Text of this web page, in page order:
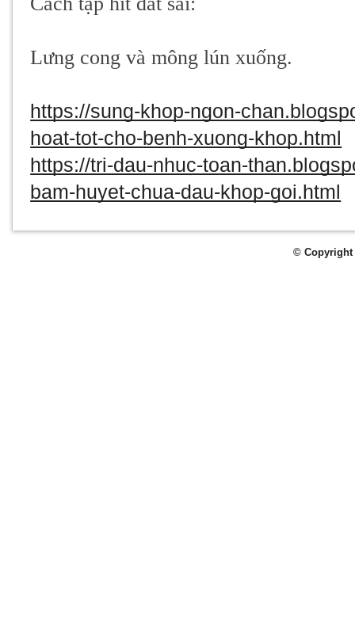
Lưng cong và mông lún xuống.
https://sung-khop-ngon-
hoat-tot-cho-benh-xuong-khop.html
https://tri-dau-nhuc-toan-
bam-huyet-chua-dau-khop-goi.html
© Copyright